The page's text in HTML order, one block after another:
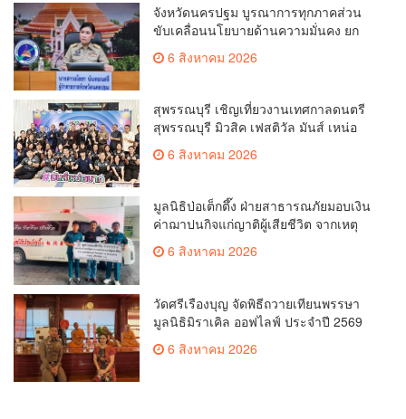
จังหวัดนครปฐม บูรณาการทุกภาคส่วน
ขับเคลื่อนนโยบายด้านความมั่นคง ยก
เทคโนโลยี
6 สิงหาคม 2026
สุพรรณบุรี เชิญเที่ยวงานเทศกาลดนตรี
สุพรรณบุรี มิวสิค เฟสติวัล มันส์ เหน่อ
มาก6 สิงหาคม 2026
มูลนิธิป่อเต็กตึ๊ง ฝ่ายสาธารณภัยมอบเงิน
ค่าฌาปนกิจแก่ญาติผู้เสียชีวิต จากเหตุ
เพลิงไหม้ โรงเบียร์ ณ ลาดพร้าว จำนวน
20,000 บาท
6 สิงหาคม 2026
วัดศรีเรืองบุญ จัดพิธีถวายเทียนพรรษา
มูลนิธิมิราเคิล ออฟไลฟ์ ประจำปี 2569
ประธาน
6 สิงหาคม 2026